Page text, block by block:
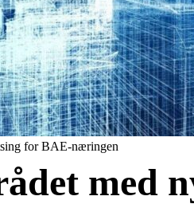
for BAE-næringen
med